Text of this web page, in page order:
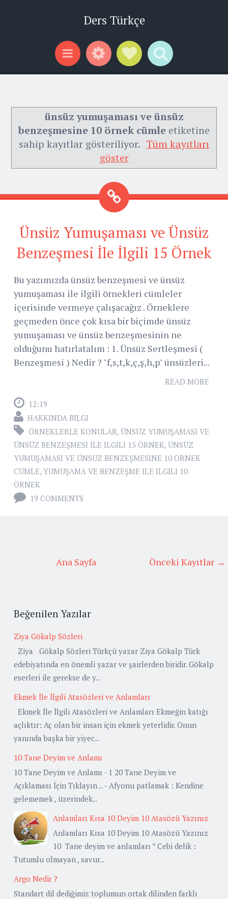
Ders Türkçe
Menu WidgetsSocial Links
Search
ünsüz yumuşaması ve ünsüz
benzeşmesine 10 örnek cümle etiketine
sahip kayıtlar gösteriliyor. Tüm kayıtları
göster
Ünsüz Yumuşaması ve Ünsüz
Benzeşmesi İle İlgili 15 Örnek
Bu yazımızda ünsüz benzeşmesi ve ünsüz
yumuşaması ile ilgili örnekleri cümleler
içerisinde vermeye çalışacağız . Örneklere
geçmeden önce çok kısa bir biçimde ünsüz
yumuşaması ve ünsüz benzeşmesinin ne
olduğunu hatırlatalım : 1. Ünsüz Sertleşmesi (
Benzeşmesi ) Nedir ? "f,s,t,k,ç,ş,h,p" ünsüzleri...
READ MORE
12:19
HAKKINDA BILGI
ÖRNEKLERLE KONULAR, ÜNSÜZ YUMUŞAMASI VE
ÜNSÜZ BENZEŞMESI ILE ILGILI 15 ÖRNEK, ÜNSÜZ
YUMUŞAMASI VE ÜNSÜZ BENZEŞMESINE 10 ÖRNEK
CÜMLE, YUMUŞAMA VE BENZEŞME ILE ILGILI 10
ÖRNEK
19 COMMENTS
Önceki Kayıtlar →
Ana Sayfa
Beğenilen Yazılar
Ziya Gökalp Sözleri
Ziya Gökalp Sözleri Türkçü yazar Ziya Gökalp Türk
edebiyatında en önemli yazar ve şairlerden biridir. Gökalp
eserleri ile gerekse de y...
Ekmek İle İlgili Atasözleri ve Anlamları
Ekmek İle İlgili Atasözleri ve Anlamları Ekmeğin katığı
açlıktır: Aç olan bir insan için ekmek yeterlidir. Onun
yanında başka bir yiyec...
10 Tane Deyim ve Anlamı
10 Tane Deyim ve Anlamı - 1 20 Tane Deyim ve
Açıklaması İçin Tıklayın ... - Afyonu patlamak : Kendine
gelememek , üzerindek...
Anlamları Kısa 10 Deyim 10 Atasözü Yazınız
Anlamları Kısa 10 Deyim 10 Atasözü Yazınız
10 Tane deyim ve anlamları * Cebi delik :
Tutumlu olmayan , savur...
Argo Nedir ?
Standart dil dediğimiz toplumun ortak dilinden farklı